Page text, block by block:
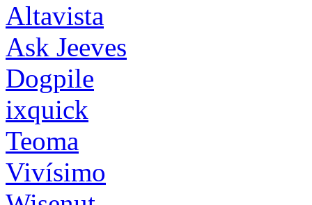
Altavista
Ask Jeeves
Dogpile
ixquick
Teoma
Vivísimo